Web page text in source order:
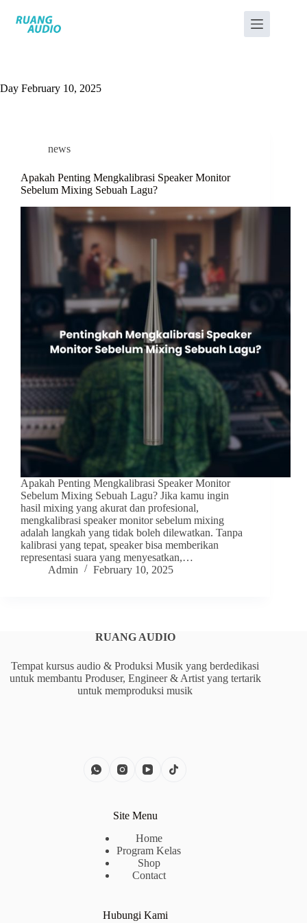
Day February 10, 2025
news
Apakah Penting Mengkalibrasi Speaker Monitor
Sebelum Mixing Sebuah Lagu?
Apakah Penting Mengkalibrasi Speaker Monitor
Sebelum Mixing Sebuah Lagu? Jika kamu ingin
hasil mixing yang akurat dan profesional,
mengkalibrasi speaker monitor sebelum mixing
adalah langkah yang tidak boleh dilewatkan. Tanpa
kalibrasi yang tepat, speaker bisa memberikan
representasi suara yang menyesatkan,…
Admin
February 10, 2025
RUANG AUDIO
Tempat kursus audio & Produksi Musik yang berdedikasi
untuk membantu Produser, Engineer & Artist yang tertarik
untuk memproduksi musik
Site Menu
Home
Program Kelas
Shop
Contact
Hubungi Kami